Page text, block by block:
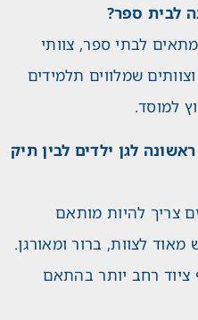
לבית ספר?
לבתי ספר, צוותי
שמלווים תלמידים
למוסד.
לגן ילדים לבין תיק
צריך להיות מותאם
מאוד לצוות, ברור ומאורגן.
רחב יותר בהתאם